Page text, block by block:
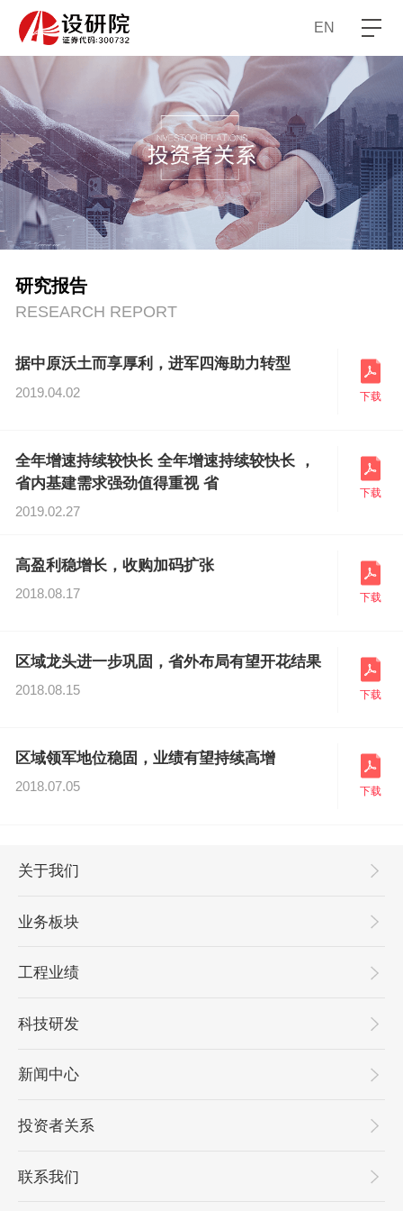
EN
研究报告
RESEARCH REPORT
下载
据中原沃土而享厚利，进军四海助力转型
2019.04.02
下载
全年增速持续较快长 全年增速持续较快长 ，
省内基建需求强劲值得重视 省
2019.02.27
下载
高盈利稳增长，收购加码扩张
2018.08.17
下载
区域龙头进一步巩固，省外布局有望开花结果
2018.08.15
下载
区域领军地位稳固，业绩有望持续高增
2018.07.05
关于我们
业务板块
工程业绩
科技研发
新闻中心
投资者关系
联系我们